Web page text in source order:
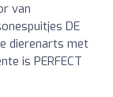
van
DE
dierenarts met
is PERFECT